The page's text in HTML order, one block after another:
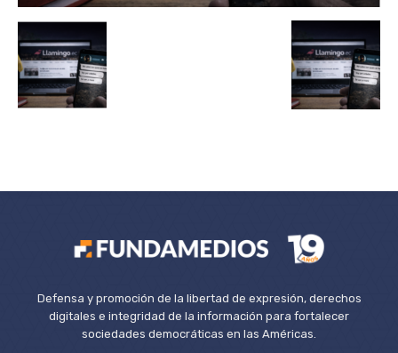
Defensa y promoción de la libertad de expresión, derechos
digitales e integridad de la información para fortalecer
sociedades democráticas en las Américas.